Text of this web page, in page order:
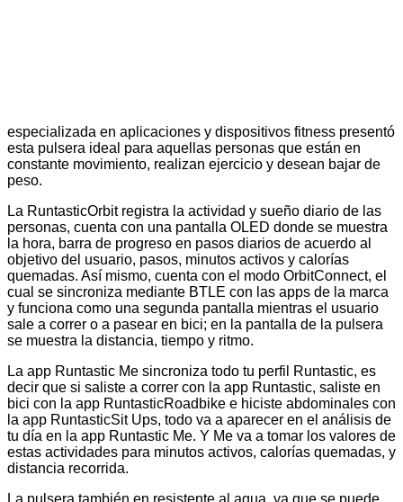
especializada en aplicaciones y dispositivos fitness presentó
esta pulsera ideal para aquellas personas que están en
constante movimiento, realizan ejercicio y desean bajar de
peso.
La RuntasticOrbit registra la actividad y sueño diario de las
personas, cuenta con una pantalla OLED donde se muestra
la hora, barra de progreso en pasos diarios de acuerdo al
objetivo del usuario, pasos, minutos activos y calorías
quemadas. Así mismo, cuenta con el modo OrbitConnect, el
cual se sincroniza mediante BTLE con las apps de la marca
y funciona como una segunda pantalla mientras el usuario
sale a correr o a pasear en bici; en la pantalla de la pulsera
se muestra la distancia, tiempo y ritmo.
La app Runtastic Me sincroniza todo tu perfil Runtastic, es
decir que si saliste a correr con la app Runtastic, saliste en
bici con la app RuntasticRoadbike e hiciste abdominales con
la app RuntasticSit Ups, todo va a aparecer en el análisis de
tu día en la app Runtastic Me. Y Me va a tomar los valores de
estas actividades para minutos activos, calorías quemadas, y
distancia recorrida.
La pulsera también en resistente al agua, ya que se puede